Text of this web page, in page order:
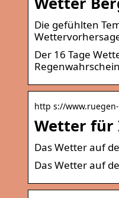
Die gefühlten
Der 16 Tage
http s://
Wetter für
Das Wetter auf
Das Wetter auf